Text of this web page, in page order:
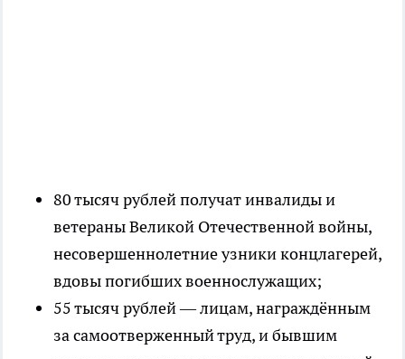
80 тысяч рублей получат инвалиды и
ветераны Великой Отечественной войны,
несовершеннолетние узники концлагерей,
вдовы погибших военнослужащих;
55 тысяч рублей — лицам, награждённым
за самоотверженный труд, и бывшим